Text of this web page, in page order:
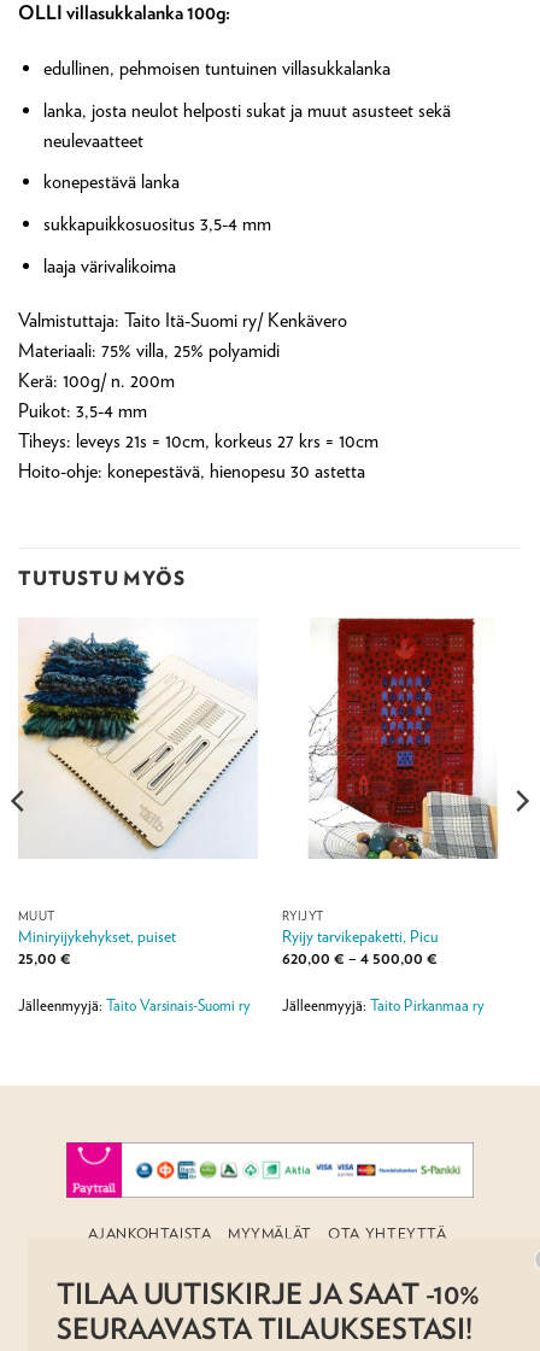
OLLI villasukkalanka 100g:
edullinen, pehmoisen tuntuinen villasukkalanka
lanka, josta neulot helposti sukat ja muut asusteet sekä
neulevaatteet
konepestävä lanka
sukkapuikkosuositus 3,5-4 mm
laaja värivalikoima
Valmistuttaja: Taito Itä-Suomi ry/ Kenkävero
Materiaali: 75% villa, 25% polyamidi
Kerä: 100g/ n. 200m
Puikot: 3,5-4 mm
Tiheys: leveys 21s = 10cm, korkeus 27 krs = 10cm
Hoito-ohje: konepestävä, hienopesu 30 astetta
TUTUSTU MYÖS
MUUT
Miniryijykehykset, puiset
25,00 €
Jälleenmyyjä: Taito Varsinais-Suomi ry
RYIJYT
Ryijy tarvikepaketti, Picu
620,00 € – 4 500,00 €Hintaluokka:
4
500,00 €
Jälleenmyyjä: Taito Pirkanmaa ry
AJANKOHTAISTA MYYMÄLÄT
OTA YHTEYTTÄ
Copyright 2026 ©Taito shop
TILAA UUTISKIRJE JA SAAT -10%
SEURAAVASTA TILAUKSESTASI!